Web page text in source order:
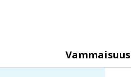
Vammaisuus